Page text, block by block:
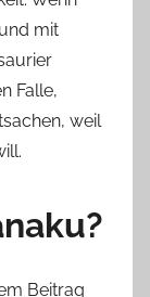
mit
Falle,
weil
Beitrag